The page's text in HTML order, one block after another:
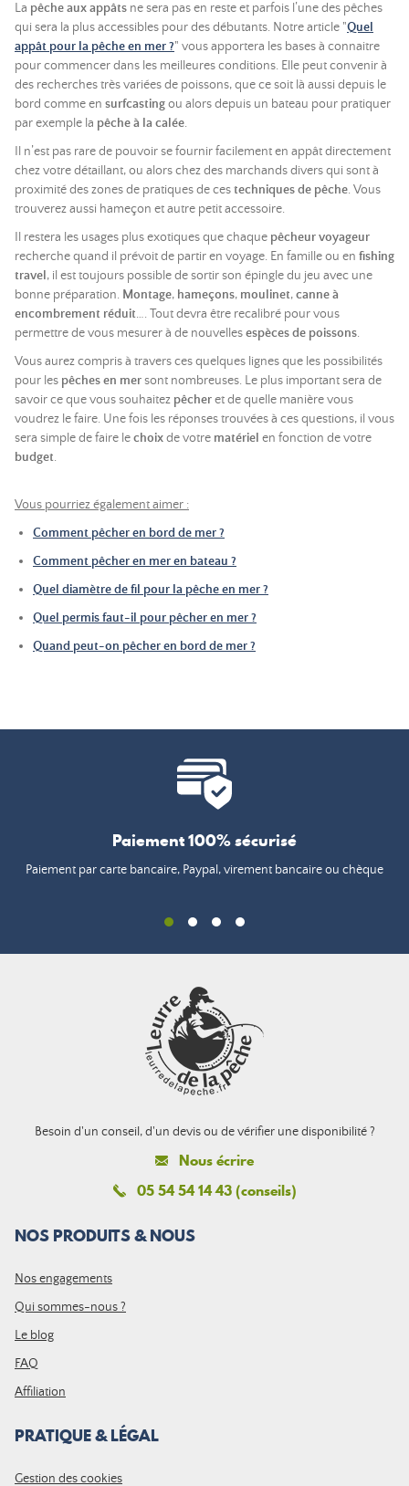
La pêche aux appâts ne sera pas en reste et parfois l’une des pêches
qui sera la plus accessibles pour des débutants. Notre article "Quel
appât pour la pêche en mer ?" vous apportera les bases à connaitre
pour commencer dans les meilleures conditions. Elle peut convenir à
des recherches très variées de poissons, que ce soit là aussi depuis le
bord comme en surfcastingou alors depuis un bateau pour pratiquer
par exemple la pêche à la calée.
Il n’est pas rare de pouvoir se fournir facilement en appât directement
chez votre détaillant, ou alors chez des marchands divers qui sont à
proximité des zones de pratiques de cestechniques de pêche. Vous
trouverez aussi hameçon et autre petit accessoire.
Il restera les usages plus exotiques que chaque pêcheur voyageur
recherche quand il prévoit de partir en voyage. En famille ou en fishing
travel, il est toujours possible de sortir son épingle du jeu avec une
bonne préparation. Montage, hameçons, moulinet,canne à
encombrement réduit…. Tout devra être recalibré pour vous
permettre de vous mesurer à de nouvellesespèces de poissons.
Vous aurez compris à travers ces quelques lignes que les possibilités
pour les pêches en mersont nombreuses. Le plus important sera de
savoir ce que vous souhaitez pêcheret de quelle manière vous
voudrez le faire. Une fois les réponses trouvées à ces questions, il vous
sera simple de faire lechoixde votre matériel en fonction de votre
budget.
Vous pourriez également aimer :
Comment pêcher en bord de mer ?
Comment pêcher en mer en bateau ?
Quel diamètre de fil pour la pêche en mer ?
Quel permis faut-il pour pêcher en mer ?
Quand peut-on pêcher en bord de mer ?
Paiement 100% sécurisé
Paiement par carte bancaire, Paypal, virement bancaire ou chèque
Besoin d'un conseil, d'un devis ou de vérifier une disponibilité ?
Nous écrire
05 54 54 14 43 (conseils)
NOS PRODUITS & NOUS
Nos engagements
Qui sommes-nous ?
Le blog
FAQ
Affiliation
PRATIQUE & LÉGAL
Gestion des cookies